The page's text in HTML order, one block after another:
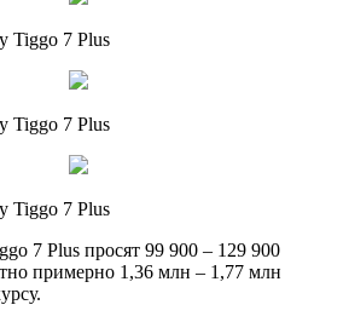
Tiggo 7 Plus
Tiggo 7 Plus
Tiggo 7 Plus
7 Plus просят 99 900 – 129 900
примерно 1,36 млн – 1,77 млн